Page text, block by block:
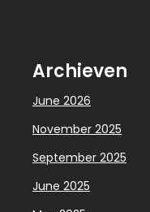
Archieven
June 2026
November 2025
September 2025
June 2025